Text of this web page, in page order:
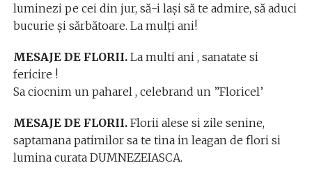
luminezi pe cei din jur, să-i laşi să te admire, să aduci
bucurie şi sărbătoare. La mulţi ani!
MESAJE DE FLORII.La multi ani , sanatate si
fericire !
Sa ciocnim un paharel , celebrand un ”Floricel’
MESAJE DE FLORII.Florii alese si zile senine,
saptamana patimilor sa te tina in leagan de flori si
lumina curata DUMNEZEIASCA.